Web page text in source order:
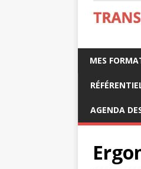
MES
AGENDA